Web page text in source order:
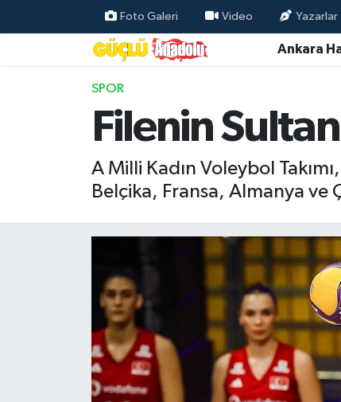
Foto Galeri Video Yazarlar
Ankara
SPOR
Filenin
A Milli Kadın Voleybol
Belçika, Fransa, Almanya ve
Özel Haber
Resmi İlanlar
Ekonomi
Magazin